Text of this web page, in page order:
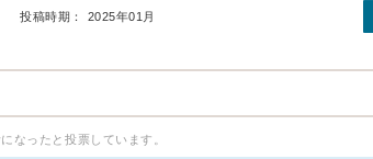
投稿時期： 2025年01月
なったと投票しています。